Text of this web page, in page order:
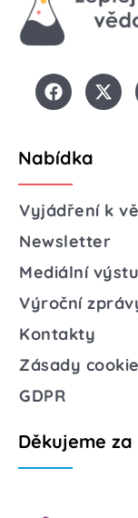
Nabídka
Vyjádření k
Newsletter
Mediální
Výroční
Kontakty
Zásady
GDPR
Děkujeme